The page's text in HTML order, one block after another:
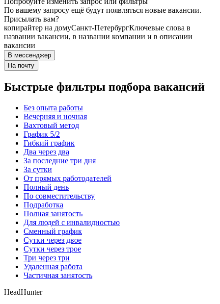
По вашему запросу ещё будут появляться новые вакансии.
Присылать вам?
копирайтер на домуСанкт-ПетербургКлючевые слова в
названии вакансии, в названии компании и в описании
вакансии
В мессенджер
На почту
Быстрые фильтры подбора вакансий
Без опыта работы
Вечерняя и ночная
Вахтовый метод
График 5/2
Гибкий график
Два через два
За последние три дня
За сутки
От прямых работодателей
Полный день
По совместительству
Подработка
Полная занятость
Для людей с инвалидностью
Сменный график
Сутки через двое
Сутки через трое
Три через три
Удаленная работа
Частичная занятость
HeadHunter